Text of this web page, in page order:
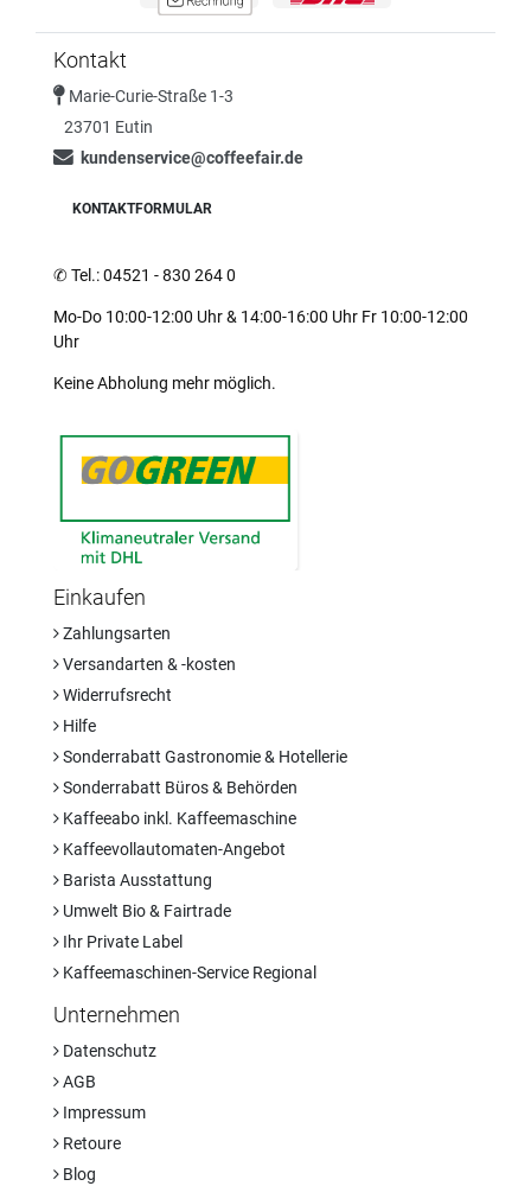
Kontakt
Marie-Curie-Straße 1-3
23701 Eutin
kundenservice@coffeefair.de
KONTAKTFORMULAR
✆Tel.: 04521 - 830 264 0
Mo-Do 10:00-12:00 Uhr & 14:00-16:00 Uhr Fr 10:00-12:00
Uhr
Keine Abholung mehr möglich.
Einkaufen
Zahlungsarten
Versandarten & -kosten
Widerrufsrecht
Hilfe
Sonderrabatt Gastronomie & Hotellerie
Sonderrabatt Büros & Behörden
Kaffeeabo inkl. Kaffeemaschine
Kaffeevollautomaten-Angebot
Barista Ausstattung
Umwelt Bio & Fairtrade
Ihr Private Label
Kaffeemaschinen-Service Regional
Unternehmen
Datenschutz
AGB
Impressum
Retoure
Blog